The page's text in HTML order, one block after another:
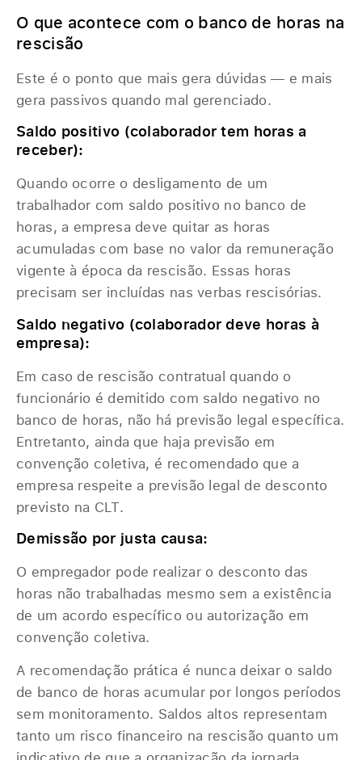
O que acontece com o banco de horas na
rescisão
Este é o ponto que mais gera dúvidas — e mais
gera passivos quando mal gerenciado.
Saldo positivo (colaborador tem horas a
receber):
Quando ocorre o desligamento de um
trabalhador com saldo positivo no banco de
horas, a empresa deve quitar as horas
acumuladas com base no valor da remuneração
vigente à época da rescisão. Essas horas
precisam ser incluídas nas verbas rescisórias.
Saldo negativo (colaborador deve horas à
empresa):
Em caso de rescisão contratual quando o
funcionário é demitido com saldo negativo no
banco de horas, não há previsão legal específica.
Entretanto, ainda que haja previsão em
convenção coletiva, é recomendado que a
empresa respeite a previsão legal de desconto
previsto na CLT.
Demissão por justa causa:
O empregador pode realizar o desconto das
horas não trabalhadas mesmo sem a existência
de um acordo específico ou autorização em
convenção coletiva.
A recomendação prática é nunca deixar o saldo
de banco de horas acumular por longos períodos
sem monitoramento. Saldos altos representam
tanto um risco financeiro na rescisão quanto um